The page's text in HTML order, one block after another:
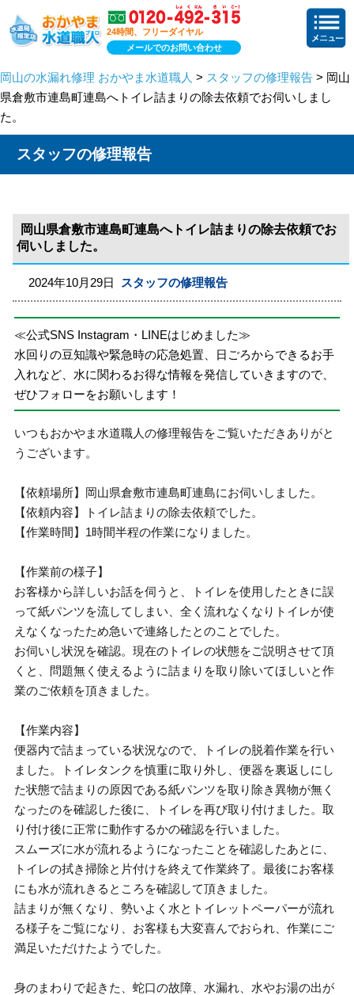
24時間、フリーダイヤル
メールでのお問い合わせ
岡山の水漏れ修理 おかやま水道職人 > スタッフの修理報告 > 岡山
県倉敷市連島町連島へトイレ詰まりの除去依頼でお伺いしまし
た。
スタッフの修理報告
岡山県倉敷市連島町連島へトイレ詰まりの除去依頼でお
伺いしました。
2024年10月29日 スタッフの修理報告
≪公式SNS Instagram・LINEはじめました≫
水回りの豆知識や緊急時の応急処置、日ごろからできるお手
入れなど、水に関わるお得な情報を発信していきますので、
ぜひフォローをお願いします！
いつもおかやま水道職人の修理報告をご覧いただきありがと
うございます。
【依頼場所】岡山県倉敷市連島町連島にお伺いしました。
【依頼内容】トイレ詰まりの除去依頼でした。
【作業時間】1時間半程の作業になりました。
【作業前の様子】
お客様から詳しいお話を伺うと、トイレを使用したときに誤
って紙パンツを流してしまい、全く流れなくなりトイレが使
えなくなったため急いで連絡したとのことでした。
お伺いし状況を確認。現在のトイレの状態をご説明させて頂
くと、問題無く使えるように詰まりを取り除いてほしいと作
業のご依頼を頂きました。
【作業内容】
便器内で詰まっている状況なので、トイレの脱着作業を行い
ました。トイレタンクを慎重に取り外し、便器を裏返しにし
た状態で詰まりの原因である紙パンツを取り除き異物が無く
なったのを確認した後に、トイレを再び取り付けました。取
り付け後に正常に動作するかの確認を行いました。
スムーズに水が流れるようになったことを確認したあとに、
トイレの拭き掃除と片付けを終えて作業終了。最後にお客様
にも水が流れきるところを確認して頂きました。
詰まりが無くなり、勢いよく水とトイレットペーパーが流れ
る様子をご覧になり、お客様も大変喜んでおられ、作業にご
満足いただけたようでした。
身のまわりで起きた、蛇口の故障、水漏れ、水やお湯の出が